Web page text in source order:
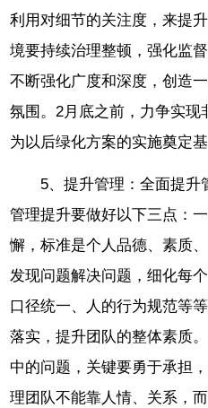
利用对细节的关注度，来提
境要持续治理整顿，强化监
不断强化广度和深度，创造
氛围。2月底之前，力争实现
为以后绿化方案的实施奠定基
5、提升管理：全面提升
管理提升要做好以下三点：
懈，标准是个人品德、素质
发现问题解决问题，细化每
口径统一、人的行为规范等
落实，提升团队的整体素质
中的问题，关键要勇于承担
理团队不能靠人情、关系，